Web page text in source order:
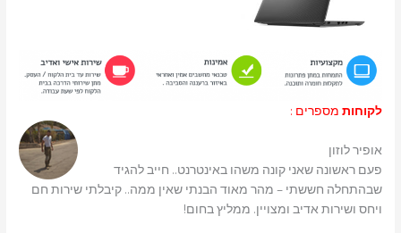
לקוחות מספרים :
אופיר לוזון
פעם ראשונה שאני קונה משהו באינטרנט.. חייב להגיד
שבהתחלה חששתי – מהר מאוד הבנתי שאין ממה.. קיבלתי שירות חם
ויחס ושירות אדיב ומצויין. ממליץ בחום!